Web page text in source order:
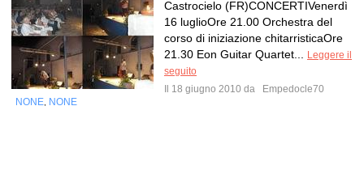
Castrocielo (FR)CONCERTIVenerdì
16 luglioOre 21.00 Orchestra del
corso di iniziazione chitarristicaOre
21.30 Eon Guitar Quartet...
Leggere il
seguito
Il 18 giugno 2010 da
Empedocle70
NONE NONE